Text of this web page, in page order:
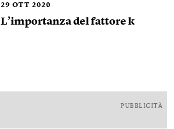
29 OTT 2020
L’importanza del fattore k
PUBBLICITÀ